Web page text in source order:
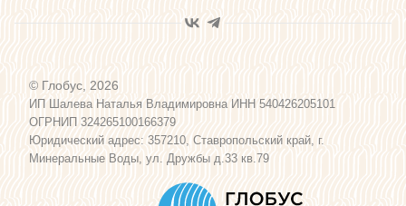
Программа лояльности
Карта сайта
© Глобус, 2026
ИП Шалева Наталья Владимировна ИНН 540426205101
ОГРНИП 324265100166379
Юридический адрес: 357210, Ставропольский край, г.
Минеральные Воды, ул. Дружбы д.33 кв.79